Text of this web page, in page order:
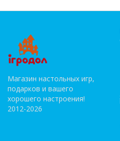
Магазин настольных игр,
подарков и вашего
хорошего настроения!
2012-2026